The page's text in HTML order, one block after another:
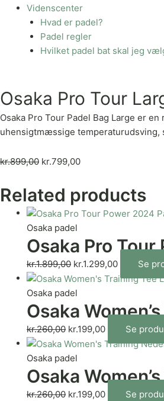
Videnscenter
Hvad er padel?
Padel regler
Hvilket padel bat skal jeg
Osaka Pro Tour
Osaka Pro Tour Padel Bag Large er
uhensigtmæssige temperaturudsving,
kr.899,00 kr.799,00
Related products
Osaka padel
Osaka Pro
kr.1.899,00 kr.1.299,00 Se
Osaka padel
Osaka
kr.260,00 kr.199,00 Se
Osaka padel
Osaka
kr.260,00 kr.199,00 Se